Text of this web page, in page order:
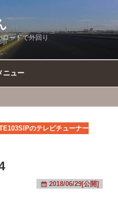
ードで外回り
ニュー
のテレビチューナー
2018/06/29[公開]